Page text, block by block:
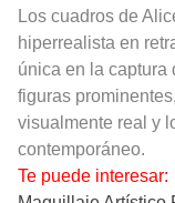
Los cuadros de
hiperrealista en
única en la captura
figuras
visualmente real y
contemporáneo.
Te puede interesar: